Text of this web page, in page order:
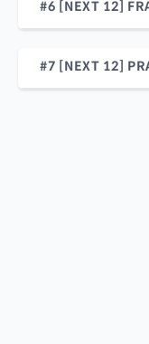
#6 [NEXT 12]
#7 [NEXT 12]